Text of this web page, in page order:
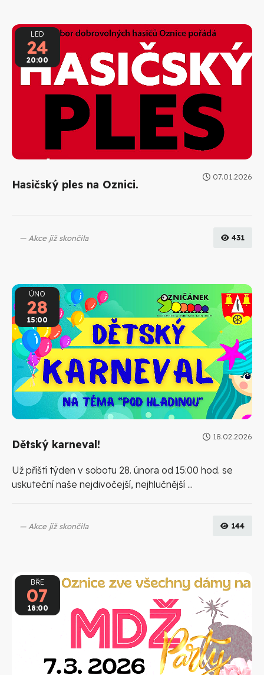
LED
24
20:00
07.01.2026
Hasičský ples na Oznici.
Akce již skončila 431
ÚNO
28
15:00
18.02.2026
Dětský karneval!
Už příští týden v sobotu 28. února od 15:00 hod. se
uskuteční naše nejdivočejší, nejhlučnější ...
Akce již skončila 144
BŘE
07
18:00